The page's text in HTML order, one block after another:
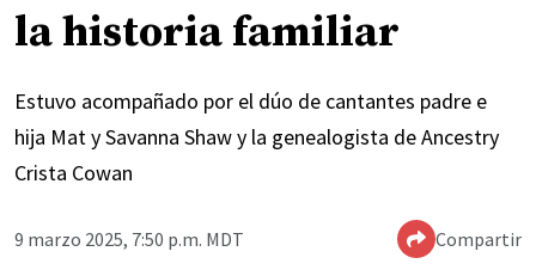
la historia familiar
Estuvo acompañado por el dúo de cantantes padre e
hija Mat y Savanna Shaw y la genealogista de Ancestry
Crista Cowan
9 marzo 2025, 7:50 p.m. MDT Compartir